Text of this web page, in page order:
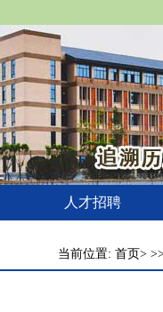
人才招聘
当前位置: 首页>